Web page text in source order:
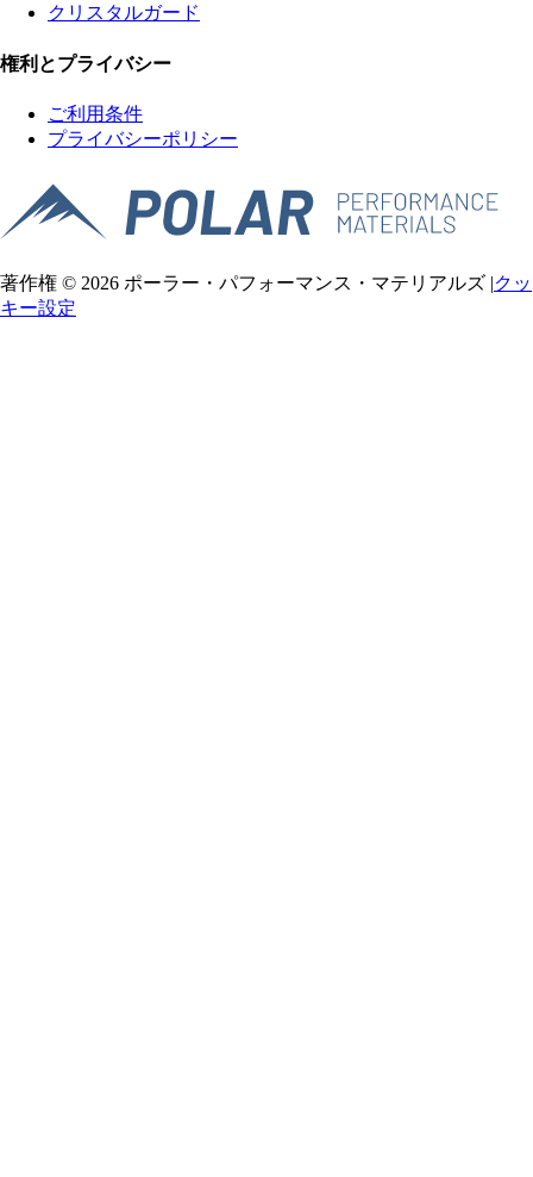
クリスタルガード
権利とプライバシー
ご利用条件
プライバシーポリシー
著作権 © 2026 ポーラー・パフォーマンス・マテリアルズ |クッ
キー設定